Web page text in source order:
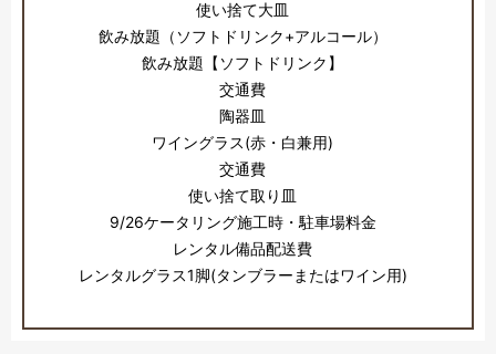
使い捨て大皿
飲み放題（ソフトドリンク+アルコール）
飲み放題【ソフトドリンク】
交通費
陶器皿
ワイングラス(赤・白兼用)
交通費
使い捨て取り皿
9/26ケータリング施工時・駐車場料金
レンタル備品配送費
レンタルグラス1脚(タンブラーまたはワイン用)